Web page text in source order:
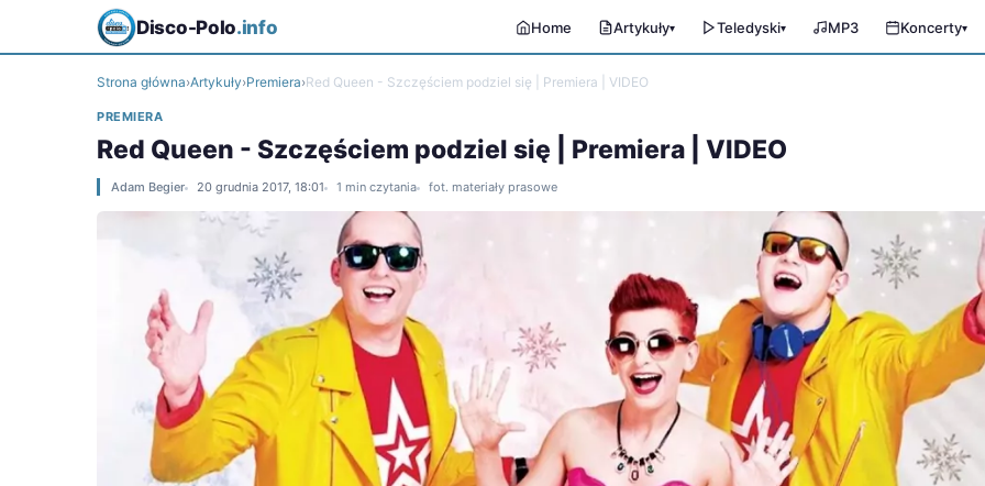
Disco-Polo.info Home Artykuły▾ Teledyski▾ MP3 Koncerty▾
Strona główna›Artykuły›Premiera›Red Queen - Szczęściem podziel się | Premiera | VIDEO
PREMIERA
Red Queen - Szczęściem podziel się | Premiera | VIDEO
Adam Begier 20 grudnia 2017, 18:01 1 min czytania fot. materiały prasowe